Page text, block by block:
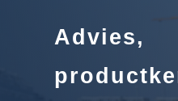
Advies,